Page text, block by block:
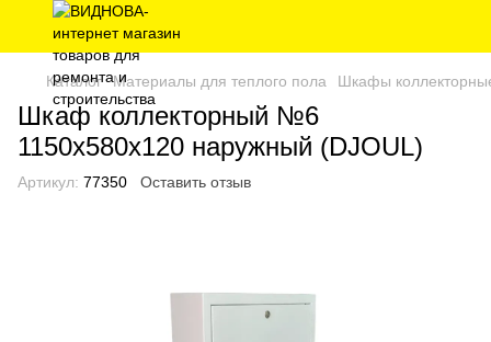
Каталог Материалы для теплого пола Шкафы
Шкаф коллекторный №6
1150х580х120 наружный (DJOUL)
Артикул: 77350 Оставить отзыв